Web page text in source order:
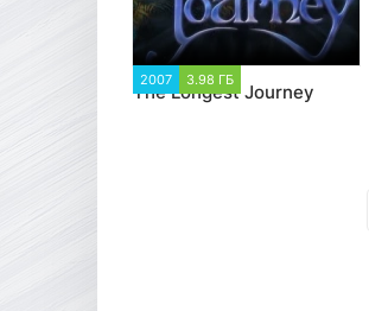
2007 3.98 ГБ
The Longest Journey